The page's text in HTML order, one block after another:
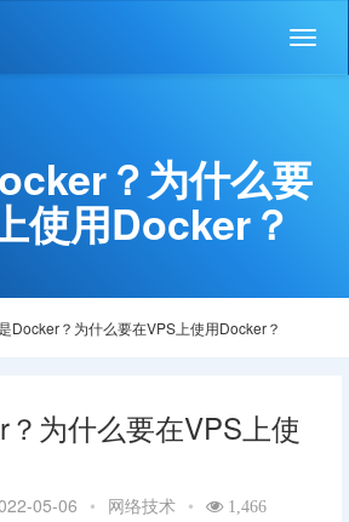
？为什么要
使用Docker？
Docker？为什么要在VPS上使用Docker？
为什么要在VPS上使
05-06 • 网络技术 • 1,466